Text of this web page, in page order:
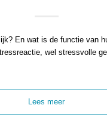
En wat is de functie van
wel stressvolle
Lees meer